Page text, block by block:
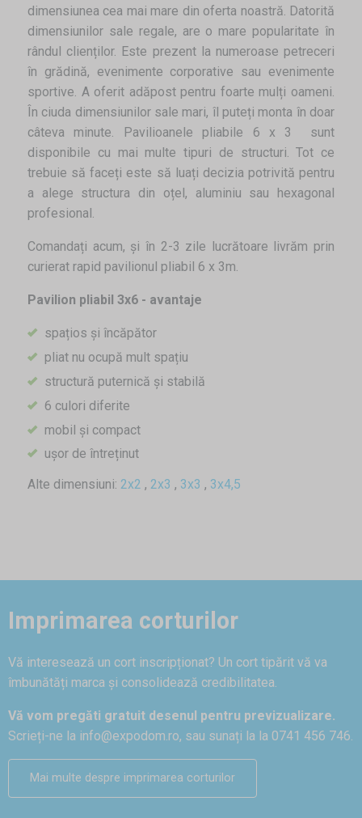
dimensiunea cea mai mare din oferta noastră. Datorită
dimensiunilor sale regale, are o mare popularitate în
rândul clienților. Este prezent la numeroase petreceri
în grădină, evenimente corporative sau evenimente
sportive. A oferit adăpost pentru foarte mulți oameni.
În ciuda dimensiunilor sale mari, îl puteți monta în doar
câteva minute. Pavilioanele pliabile 6 x 3 sunt
disponibile cu mai multe tipuri de structuri. Tot ce
trebuie să faceți este să luați decizia potrivită pentru
a alege structura din oțel, aluminiu sau hexagonal
profesional.
Comandați acum, și în 2-3 zile lucrătoare livrăm prin
curierat rapid pavilionul pliabil 6 x 3m.
Pavilion pliabil 3x6 - avantaje
spațios și încăpător
pliat nu ocupă mult spațiu
structură puternică și stabilă
6 culori diferite
mobil și compact
ușor de întreținut
Alte dimensiuni: 2x2 , 2x3 , 3x3 , 3x4,5
Imprimarea corturilor
Vă interesează un cort inscripționat? Un cort tipărit vă va
îmbunătăți marca și consolidează credibilitatea.
Vă vom pregăti gratuit desenul pentru previzualizare.
Scrieți-ne la info@expodom.ro, sau sunați la la 0741 456 746.
Mai multe despre imprimarea corturilor